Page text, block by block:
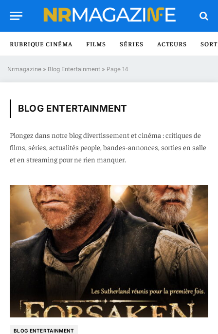
RUBRIQUE CINÉMA FILMS SÉRIES ACTEURS
Nrmagazine » Blog Entertainment » Page 14
BLOG ENTERTAINMENT
Plongez dans notre blog divertissement et cinéma : critiques de
films, séries, actualités people, bandes-annonces, sorties en salle
et en streaming pour ne rien manquer.
BLOG ENTERTAINMENT